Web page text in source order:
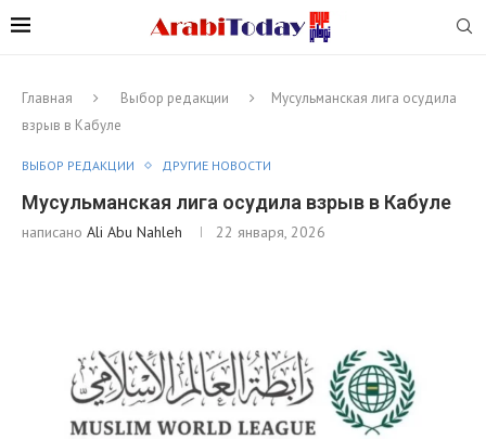
Главная Выбор редакции
Мусульманская лига осудила
взрыв в Кабуле
ВЫБОР РЕДАКЦИИ ДРУГИЕ НОВОСТИ
Мусульманская лига осудила взрыв в Кабуле
написано Ali Abu Nahleh 22 января, 2026